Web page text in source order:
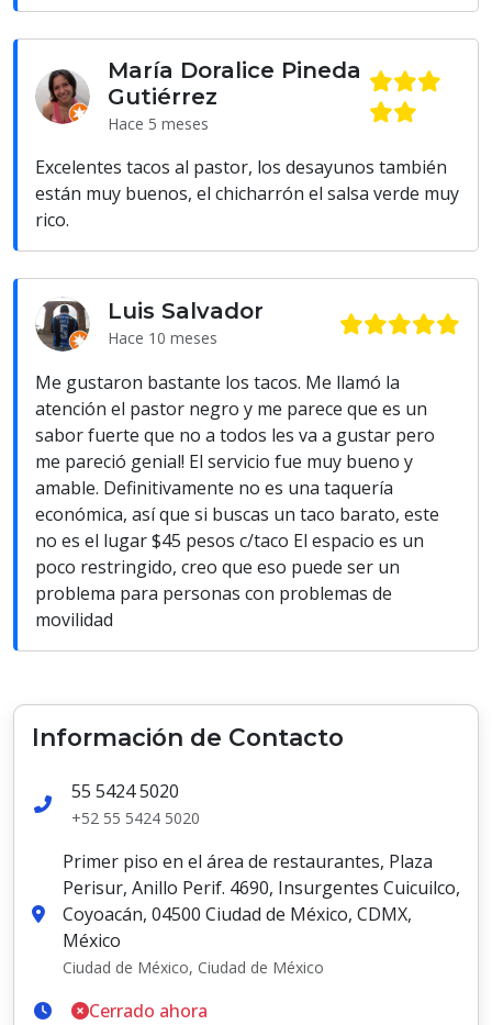
María Doralice Pineda
Gutiérrez
Hace 5 meses
Excelentes tacos al pastor, los desayunos también
están muy buenos, el chicharrón el salsa verde muy
rico.
Luis Salvador
Hace 10 meses
Me gustaron bastante los tacos. Me llamó la
atención el pastor negro y me parece que es un
sabor fuerte que no a todos les va a gustar pero
me pareció genial! El servicio fue muy bueno y
amable. Definitivamente no es una taquería
económica, así que si buscas un taco barato, este
no es el lugar $45 pesos c/taco El espacio es un
poco restringido, creo que eso puede ser un
problema para personas con problemas de
movilidad
Información de Contacto
55 5424 5020
+52 55 5424 5020
Primer piso en el área de restaurantes, Plaza
Perisur, Anillo Perif. 4690, Insurgentes Cuicuilco,
Coyoacán, 04500 Ciudad de México, CDMX,
México
Ciudad de México, Ciudad de México
Cerrado ahora